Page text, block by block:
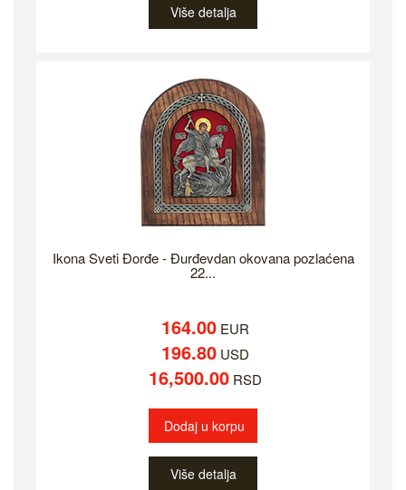
Više detalja
Ikona Sveti Đorđe - Đurđevdan okovana pozlaćena
22...
164.00 EUR
196.80 USD
16,500.00 RSD
Dodaj u korpu
Više detalja